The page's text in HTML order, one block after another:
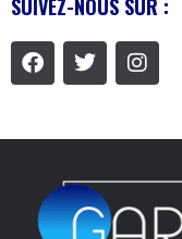
SUIVEZ-NOUS SUR :